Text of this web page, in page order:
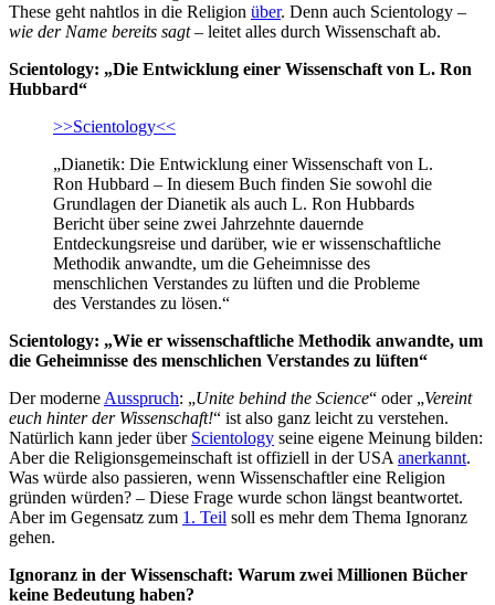
These geht nahtlos in die Religion über. Denn auch Scientology –
wie der Name bereits sagt– leitet alles durch Wissenschaft ab.
Scientology: „Die Entwicklung einer Wissenschaft von L. Ron
Hubbard“
>>Scientology<<
„Dianetik: Die Entwicklung einer Wissenschaft von L.
Ron Hubbard – In diesem Buch finden Sie sowohl die
Grundlagen der Dianetik als auch L. Ron Hubbards
Bericht über seine zwei Jahrzehnte dauernde
Entdeckungsreise und darüber, wie er wissenschaftliche
Methodik anwandte, um die Geheimnisse des
menschlichen Verstandes zu lüften und die Probleme
des Verstandes zu lösen.“
Scientology: „Wie er wissenschaftliche Methodik anwandte, um
die Geheimnisse des menschlichen Verstandes zu lüften“
Der moderne Ausspruch: „Unite behind the Science“ oder „Vereint
euch hinter der Wissenschaft!“ ist also ganz leicht zu verstehen.
Natürlich kann jeder über Scientology seine eigene Meinung bilden:
Aber die Religionsgemeinschaft ist offiziell in der USA anerkannt.
Was würde also passieren, wenn Wissenschaftler eine Religion
gründen würden? – Diese Frage wurde schon längst beantwortet.
Aber im Gegensatz zum 1. Teil soll es mehr dem Thema Ignoranz
gehen.
Ignoranz in der Wissenschaft: Warum zwei Millionen Bücher
keine Bedeutung haben?